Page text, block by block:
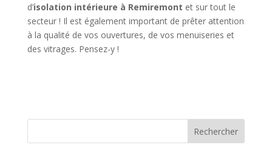
d’isolation intérieure à Remiremont et sur tout le
secteur ! Il est également important de prêter attention
à la qualité de vos ouvertures, de vos menuiseries et
des vitrages. Pensez-y !